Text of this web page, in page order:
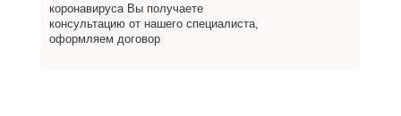
коронавируса Вы получаете
консультацию от нашего специалиста,
оформляем договор